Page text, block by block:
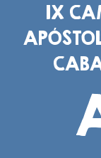
IX